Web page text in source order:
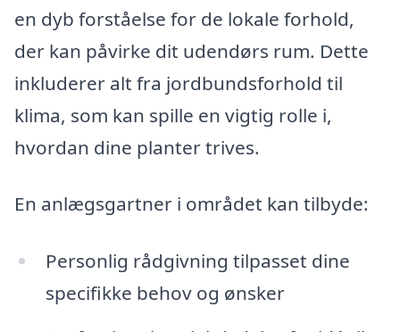
en dyb forståelse for de lokale forhold,
der kan påvirke dit udendørs rum. Dette
inkluderer alt fra jordbundsforhold til
klima, som kan spille en vigtig rolle i,
hvordan dine planter trives.
En anlægsgartner i området kan tilbyde:
Personlig rådgivning tilpasset dine
specifikke behov og ønsker